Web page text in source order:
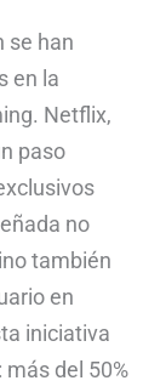
se han
en la
Netflix,
paso
no
también
en
iniciativa
del 50%